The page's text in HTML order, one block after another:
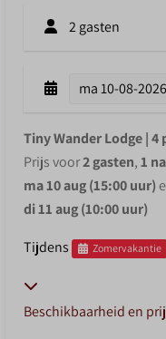
2 gasten
ma10-08-2026
Tiny Wander Lodge | 4
Prijs voor2 gasten,1
ma 10 aug (15:00 uur)
di 11 aug (10:00 uur)
Tijdens
Zomervakantie
Beschikbaarheid en